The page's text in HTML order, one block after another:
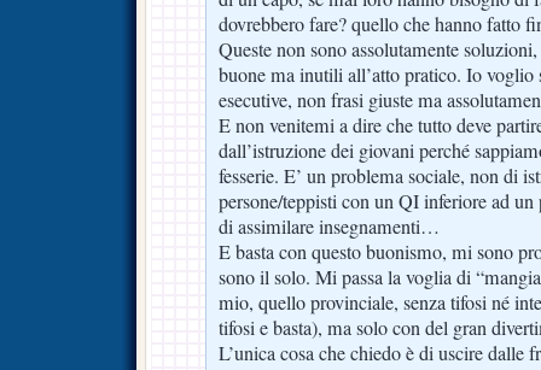
dovrebbero fare? quello che hanno fatto
Queste non sono assolutamente
buone ma inutili all’atto pratico. Io
esecutive, non frasi giuste ma
E non venitemi a dire che tutto deve
dall’istruzione dei giovani perché
fesserie. E’ un problema sociale, non di
persone/teppisti con un QI inferiore ad
di assimilare insegnamenti…
E basta con questo buonismo, mi sono
sono il solo. Mi passa la voglia di
mio, quello provinciale, senza tifosi né
tifosi e basta), ma solo con del gran
L’unica cosa che chiedo è di uscire dalle